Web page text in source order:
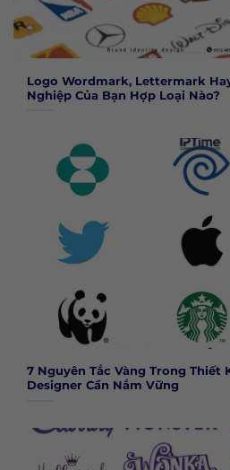
Logo Wordmark, Lettermark
Nghiệp Của Bạn Hợp Loại Nào?
7 Nguyên Tắc Vàng Trong Thiết
Designer Cần Nắm Vững